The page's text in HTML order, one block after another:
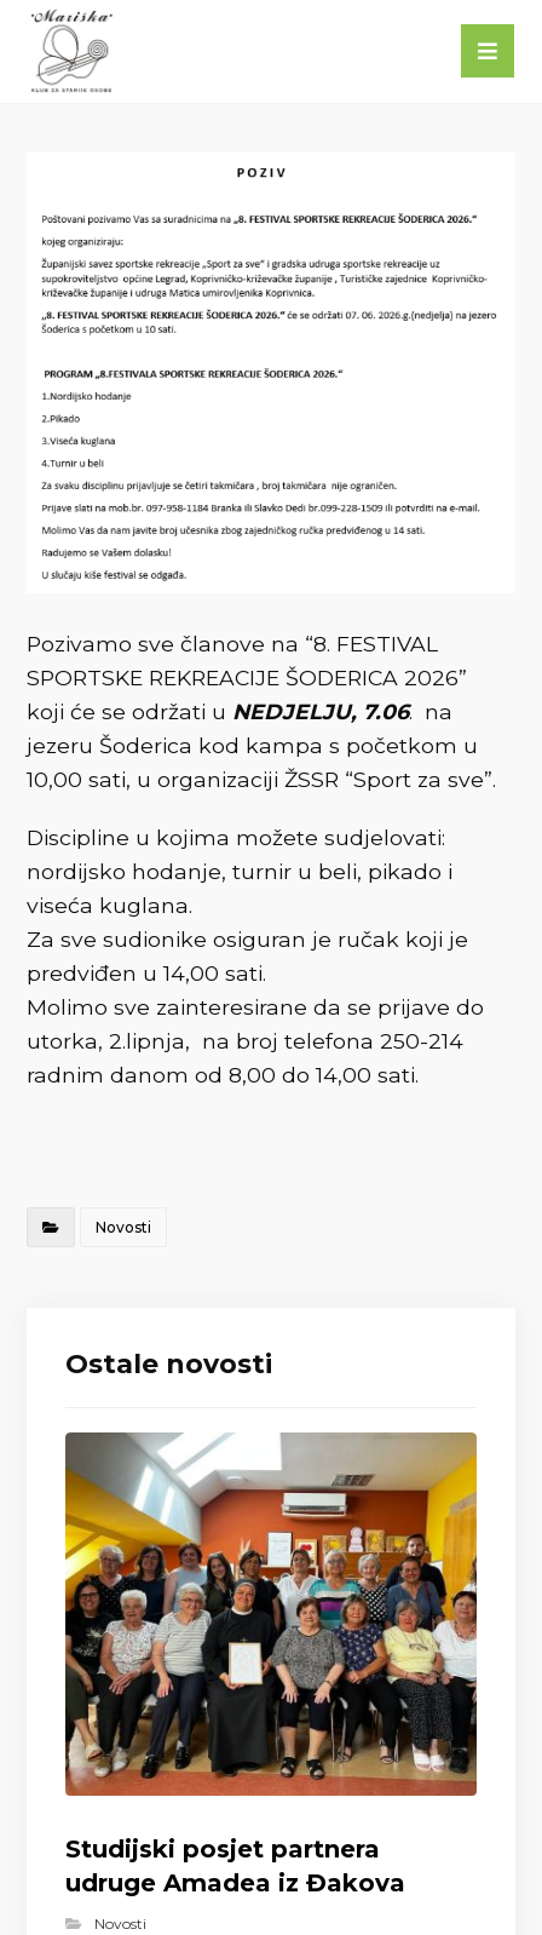
Pozivamo sve članove na “8. FESTIVAL
SPORTSKE REKREACIJE ŠODERICA 2026”
koji će se održati u NEDJELJU, 7.06. na
jezeru Šoderica kod kampa s početkom u
10,00 sati, u organizaciji ŽSSR “Sport za sve”.
Discipline u kojima možete sudjelovati:
nordijsko hodanje, turnir u beli, pikado i
viseća kuglana.
Za sve sudionike osiguran je ručak koji je
predviđen u 14,00 sati.
Molimo sve zainteresirane da se prijave do
utorka, 2.lipnja, na broj telefona 250-214
radnim danom od 8,00 do 14,00 sati.
Novosti
Ostale novosti
Studijski posjet partnera
udruge Amadea iz Đakova
Novosti